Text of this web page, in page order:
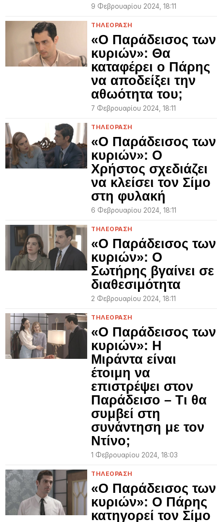
9 Φεβρουαρίου 2024, 18:11
ΤΗΛΕΟΡΑΣΗ
«Ο Παράδεισος των
κυριών»: Θα
καταφέρει ο Πάρης
να αποδείξει την
αθωότητα του;
7 Φεβρουαρίου 2024, 18:11
ΤΗΛΕΟΡΑΣΗ
«Ο Παράδεισος των
κυριών»: Ο
Χρήστος σχεδιάζει
να κλείσει τον Σίμο
στη φυλακή
6 Φεβρουαρίου 2024, 18:11
ΤΗΛΕΟΡΑΣΗ
«Ο Παράδεισος των
κυριών»: Ο
Σωτήρης βγαίνει σε
διαθεσιμότητα
2 Φεβρουαρίου 2024, 18:11
ΤΗΛΕΟΡΑΣΗ
«Ο Παράδεισος των
κυριών»: Η
Μιράντα είναι
έτοιμη να
επιστρέψει στον
Παράδεισο – Τι θα
συμβεί στη
συνάντηση με τον
Ντίνο;
1 Φεβρουαρίου 2024, 18:03
ΤΗΛΕΟΡΑΣΗ
«Ο Παράδεισος των
κυριών»: Ο Πάρης
κατηγορεί τον Σίμο